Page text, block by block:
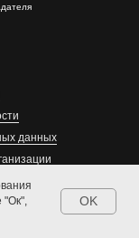
"Ок",
OK
данных